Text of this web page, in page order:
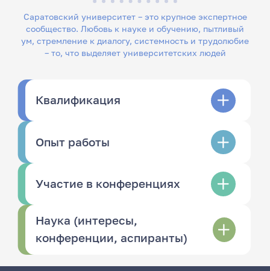
Саратовский университет – это крупное экспертное
сообщество. Любовь к науке и обучению, пытливый
ум, стремление к диалогу, системность и трудолюбие
– то, что выделяет университетских людей
Квалификация
Опыт работы
Участие в конференциях
Наука (интересы,
конференции, аспиранты)